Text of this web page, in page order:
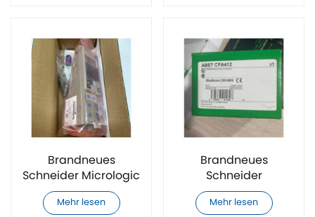
Brandneues
Schneider Micrologic
6.0A SPS-Modul
Mehr lesen
Brandneues
Schneider
ABE7CPA412-
Steuerrelais
Mehr lesen